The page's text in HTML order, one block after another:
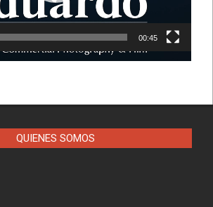
00:45
QUIENES SOMOS